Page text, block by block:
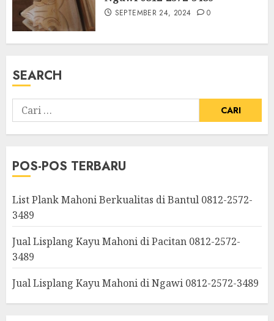
SEPTEMBER 24, 2024 0
SEARCH
POS-POS TERBARU
List Plank Mahoni Berkualitas di Bantul 0812-2572-
3489
Jual Lisplang Kayu Mahoni di Pacitan 0812-2572-
3489
Jual Lisplang Kayu Mahoni di Ngawi 0812-2572-3489